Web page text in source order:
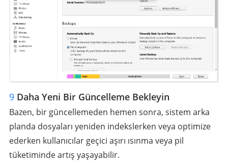
9 Daha Yeni Bir Güncelleme Bekleyin
Bazen, bir güncellemeden hemen sonra, sistem arka
planda dosyaları yeniden indekslerken veya optimize
ederken kullanıcılar geçici aşırı ısınma veya pil
tüketiminde artış yaşayabilir.